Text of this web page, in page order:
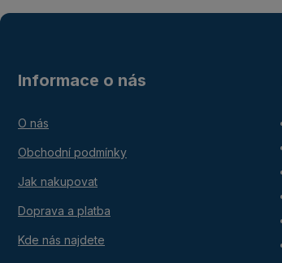
Informace o nás
O nás
Obchodní podmínky
Jak nakupovat
Doprava a platba
Kde nás najdete